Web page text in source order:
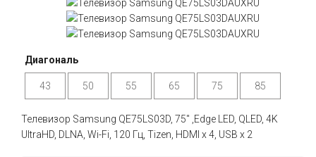
Диагональ
43 50 55 65 75 85
Телевизор Samsung QE75LS03D, 75" ,Edge LED, QLED, 4K
UltraHD, DLNA, Wi-Fi, 120 Гц, Tizen, HDMI х 4, USB х 2